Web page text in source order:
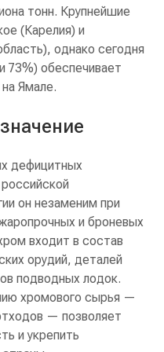
тонн. Крупнейшие
(Карелия) и
однако сегодня
73%) обеспечивает
Ямале.
дефицитных
он незаменим при
и броневых
входит в состав
орудий, деталей
подводных лодок.
хромового сырья —
— позволяет
и укрепить